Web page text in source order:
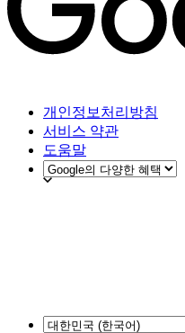
개인정보처리방침
서비스 약관
도움말